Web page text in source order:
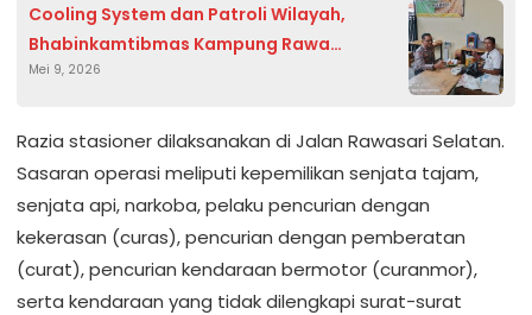
Cooling System dan Patroli Wilayah,
Bhabinkamtibmas Kampung Rawa
Sambangi Warga Jaga Kamtibmas
Mei 9, 2026
Razia stasioner dilaksanakan di Jalan Rawasari Selatan.
Sasaran operasi meliputi kepemilikan senjata tajam,
senjata api, narkoba, pelaku pencurian dengan
kekerasan (curas), pencurian dengan pemberatan
(curat), pencurian kendaraan bermotor (curanmor),
serta kendaraan yang tidak dilengkapi surat-surat